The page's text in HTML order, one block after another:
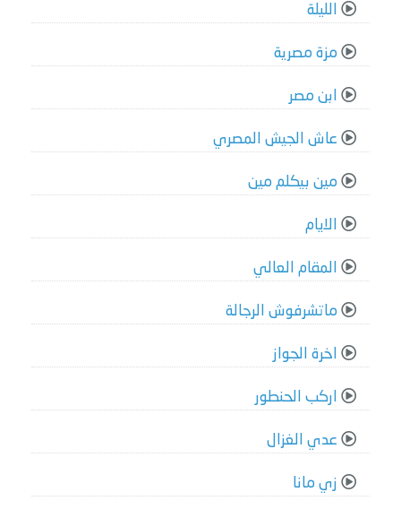
الليلة
مزة مصرية
ابن مصر
عاش الجيش المصري
مين بيكلم مين
الايام
المقام العالي
ماتشرفوش الرجالة
اخرة الجواز
اركب الحنطور
عدي الغزال
زي مانا